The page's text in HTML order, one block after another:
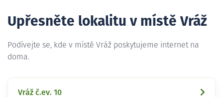
Upřesněte lokalitu v místě Vráž
Podívejte se, kde v místě Vráž poskytujeme internet na
doma.
Vráž č.ev. 10